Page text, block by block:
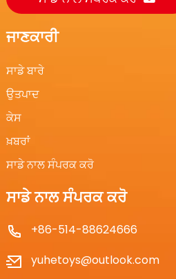
ਜਾਣਕਾਰੀ
ਸਾਡੇ ਬਾਰੇ
ਉਤਪਾਦ
ਕੇਸ
ਖ਼ਬਰਾਂ
ਸਾਡੇ ਨਾਲ ਸੰਪਰਕ ਕਰੋ
ਸਾਡੇ ਨਾਲ ਸੰਪਰਕ ਕਰੋ
+86-514-88624666
yuhetoys@outlook.com